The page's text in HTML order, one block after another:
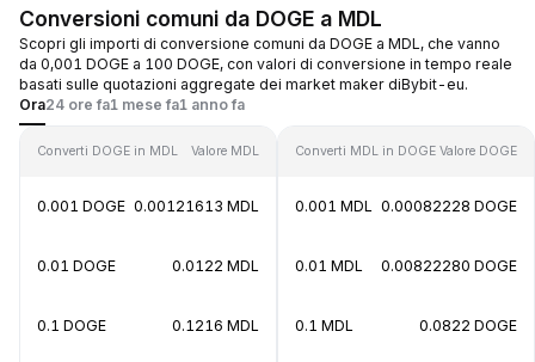
Conversioni comuni da DOGE a MDL
Scopri gli importi di conversione comuni da DOGE a MDL, che vanno
da 0,001 DOGE a 100 DOGE, con valori di conversione in tempo reale
basati sulle quotazioni aggregate dei market maker diBybit-eu.
Ora24 ore fa1 mese fa1 anno fa
Converti DOGE in MDL Valore MDL
0.001 DOGE 0.00121613 MDL
0.01 DOGE 0.0122 MDL
0.1 DOGE 0.1216 MDL
Converti MDL in DOGE Valore DOGE
0.001 MDL 0.00082228 DOGE
0.01 MDL 0.00822280 DOGE
0.1 MDL 0.0822 DOGE